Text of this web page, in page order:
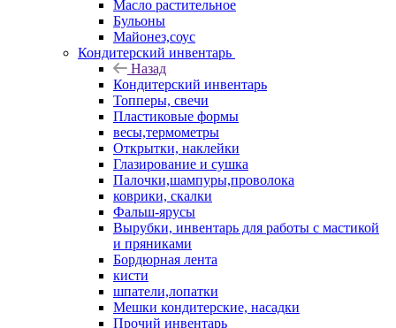
Масло растительное
Бульоны
Майонез,соус
Кондитерский инвентарь
Назад
Кондитерский инвентарь
Топперы, свечи
Пластиковые формы
весы,термометры
Открытки, наклейки
Глазирование и сушка
Палочки,шампуры,проволока
коврики, скалки
Фальш-ярусы
Вырубки, инвентарь для работы с мастикой
и пряниками
Бордюрная лента
кисти
шпатели,лопатки
Мешки кондитерские, насадки
Прочий инвентарь